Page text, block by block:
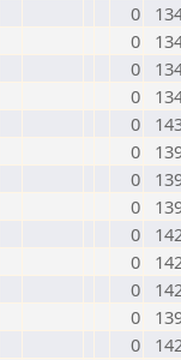
0
0
0
0
0
0
0
0
0
0
0
0
0